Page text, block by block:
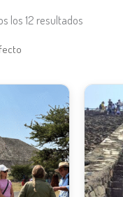
los 12 resultados